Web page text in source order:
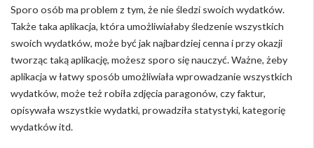
Sporo osób ma problem z tym, że nie śledzi swoich wydatków.
Także taka aplikacja, która umożliwiałaby śledzenie wszystkich
swoich wydatków, może być jak najbardziej cenna i przy okazji
tworząc taką aplikację, możesz sporo się nauczyć. Ważne, żeby
aplikacja w łatwy sposób umożliwiała wprowadzanie wszystkich
wydatków, może też robiła zdjęcia paragonów, czy faktur,
opisywała wszystkie wydatki, prowadziła statystyki, kategorię
wydatków itd.